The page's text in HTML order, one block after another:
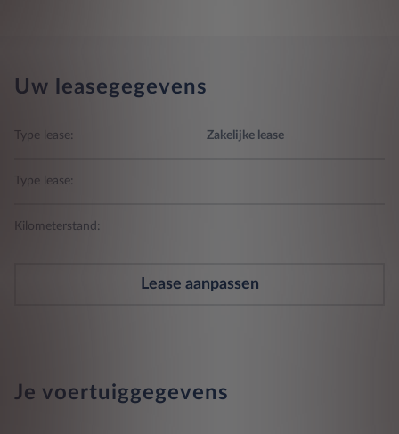
Uw leasegegevens
Type lease: Zakelijke lease
Type lease:
Kilometerstand:
Lease aanpassen
Je voertuiggegevens